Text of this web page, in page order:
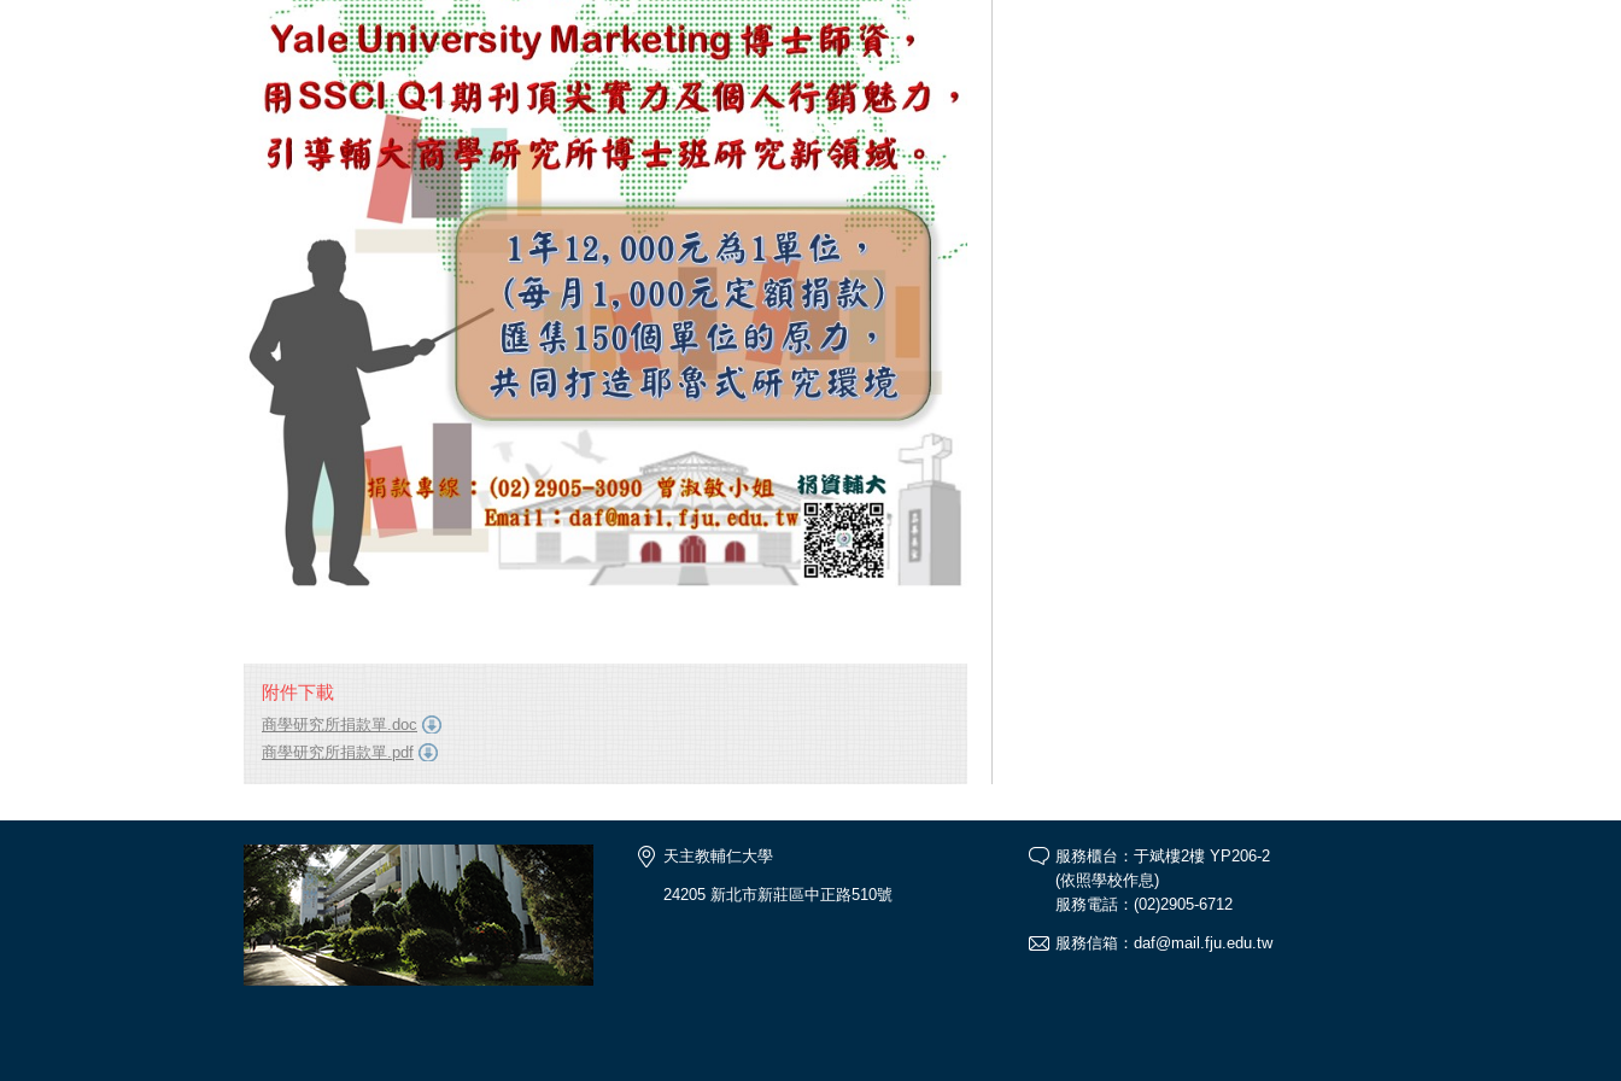
附件下載
商學研究所捐款單.doc
商學研究所捐款單.pdf
天主教輔仁大學
24205 新北市新莊區中正路510號
服務櫃台：于斌樓2樓 YP206-2
(依照學校作息)
服務電話：(02)2905-6712
服務信箱：daf@mail.fju.edu.tw